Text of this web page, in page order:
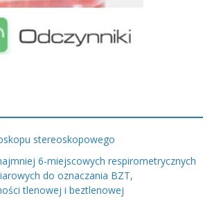
stereoskopowego
6-miejscowych respirometrycznych
do oznaczania BZT,
tlenowej i beztlenowej